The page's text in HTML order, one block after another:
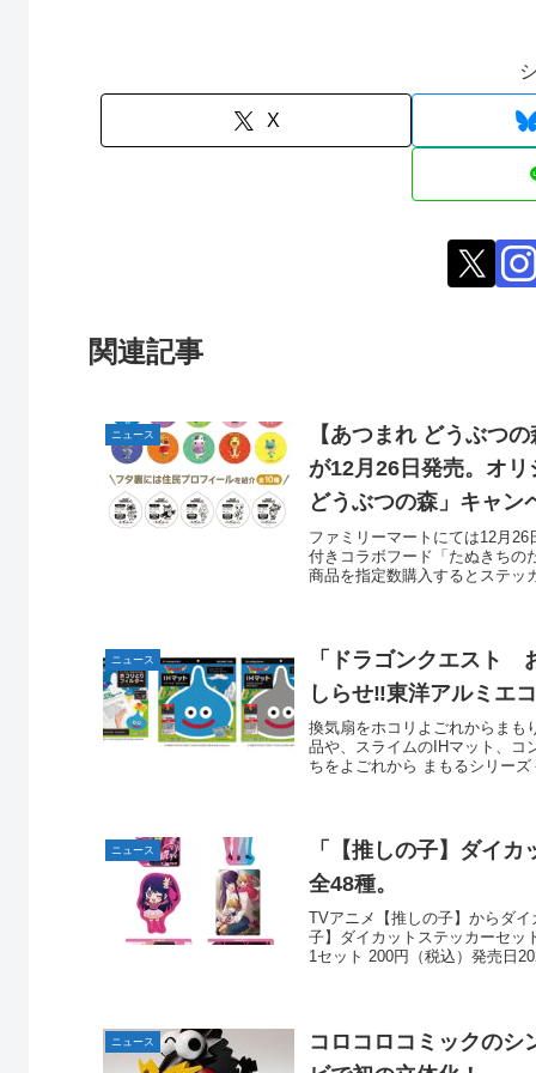
X
関連記事
ニュース
【あつまれ どうぶつ
が12月26日発売。オ
どうぶつの森」キャン
ファミリーマートにては12月
付きコラボフード「たぬきちの
商品を指定数購入するとステッ
ニュース
「ドラゴンクエスト
しらせ‼東洋アルミエ
換気扇をホコリよごれからまも
品や、スライムのIHマット、
ちをよごれから まもるシリー
ニュース
「【推しの子】ダイ
全48種。
TVアニメ【推しの子】からダ
子】ダイカットステッカーセッ
1セット 200円（税込）発売日
ニュース
コロコロコミックのシ